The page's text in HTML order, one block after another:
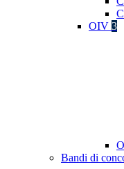
OIV 3
Bandi di